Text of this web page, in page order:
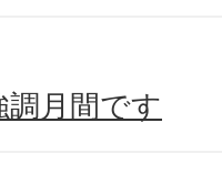
調月間です